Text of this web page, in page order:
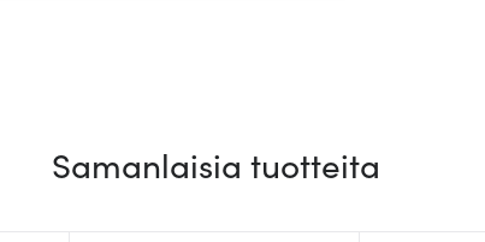
Samanlaisia tuotteita